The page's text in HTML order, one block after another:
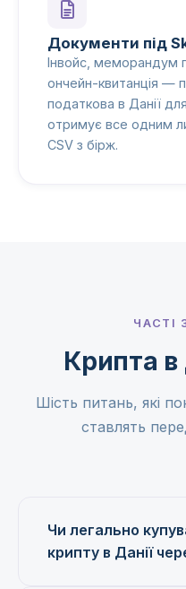
Документи під
Інвойс, меморандум
ончейн-квитанція —
податкова в Данії
отримує все одним
CSV з бірж.
ЧАСТІ
Крипта в
Шість питань, які
ставлять
Чи легально
крипту в Данії